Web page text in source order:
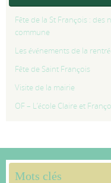
Fête de la St François :
commune
Les événements de la
Fête de Saint François
Visite de la mairie
OF – L’école Claire et
Mots clés